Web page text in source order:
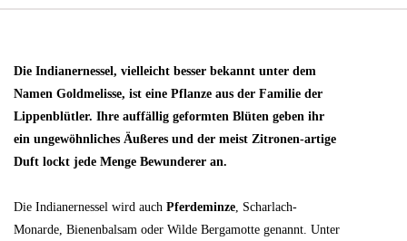
Die Indianernessel, vielleicht besser bekannt unter dem
Namen Goldmelisse, ist eine Pflanze aus der Familie der
Lippenblütler. Ihre auffällig geformten Blüten geben ihr
ein ungewöhnliches Äußeres und der meist Zitronen-artige
Duft lockt jede Menge Bewunderer an.
Die Indianernessel wird auch Pferdeminze, Scharlach-
Monarde, Bienenbalsam oder Wilde Bergamotte genannt. Unter